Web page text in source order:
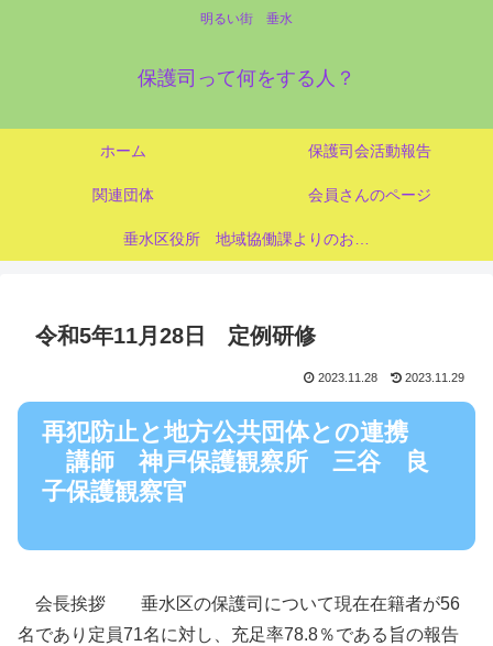
明るい街 垂水
保護司って何をする人？
ホーム 保護司会活動報告
関連団体 会員さんのページ
垂水区役所 地域協働課よりのお知らせ
令和5年11月28日 定例研修
2023.11.28 2023.11.29
再犯防止と地方公共団体との連携
講師 神戸保護観察所 三谷 良
子保護観察官
会長挨拶 垂水区の保護司について現在在籍者が56
名であり定員71名に対し、充足率78.8％である旨の報告